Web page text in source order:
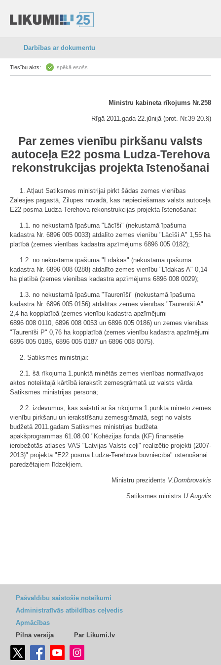
Darbības ar dokumentu
Tiesību akts: spēkā esošs
Ministru kabineta rīkojums Nr.258
Rīgā 2011.gada 22.jūnijā (prot. Nr.39 20.§)
Par zemes vienību pirkšanu valsts
autoceļa E22 posma Ludza-Terehova
rekonstrukcijas projekta īstenošanai
1. Atļaut Satiksmes ministrijai pirkt šādas zemes vienības
Zaļesjes pagastā, Zilupes novadā, kas nepieciešamas valsts autoceļa
E22 posma Ludza-Terehova rekonstrukcijas projekta īstenošanai:
1.1. no nekustamā īpašuma "Lācīši" (nekustamā īpašuma
kadastra Nr. 6896 005 0033) atdalīto zemes vienību "Lācīši A" 1,55 ha
platībā (zemes vienības kadastra apzīmējums 6896 005 0182);
1.2. no nekustamā īpašuma "Līdakas" (nekustamā īpašuma
kadastra Nr. 6896 008 0288) atdalīto zemes vienību "Līdakas A" 0,14
ha platībā (zemes vienības kadastra apzīmējums 6896 008 0029);
1.3. no nekustamā īpašuma "Taurenīši" (nekustamā īpašuma
kadastra Nr. 6896 005 0156) atdalītās zemes vienības "Taurenīši A"
2,4 ha kopplatībā (zemes vienību kadastra apzīmējumi
6896 008 0110, 6896 008 0053 un 6896 005 0186) un zemes vienības
"Taurenīši P" 0,76 ha kopplatībā (zemes vienību kadastra apzīmējumi
6896 005 0185, 6896 005 0187 un 6896 008 0075).
2. Satiksmes ministrijai:
2.1. šā rīkojuma 1.punktā minētās zemes vienības normatīvajos
aktos noteiktajā kārtībā ierakstīt zemesgrāmatā uz valsts vārda
Satiksmes ministrijas personā;
2.2. izdevumus, kas saistīti ar šā rīkojuma 1.punktā minēto zemes
vienību pirkšanu un ierakstīšanu zemesgrāmatā, segt no valsts
budžetā 2011.gadam Satiksmes ministrijas budžeta
apakšprogrammas 61.08.00 "Kohēzijas fonda (KF) finansētie
ierobežotās atlases VAS "Latvijas Valsts ceļi" realizētie projekti (2007-
2013)" projekta "E22 posma Ludza-Terehova būvniecība" īstenošanai
paredzētajiem līdzekļiem.
Ministru prezidents V.Dombrovskis
Satiksmes ministrs U.Augulis
Pašvaldību saistošie noteikumi
Administratīvās atbildības ceļvedis
Apmācības
Pilnā versija
Par Likumi.lv